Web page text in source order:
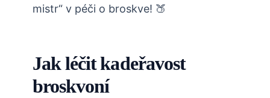
mistr“ v péči ⁢o‌ broskve! 🍑
Jak léčit ⁣kadeřavost
broskvoní